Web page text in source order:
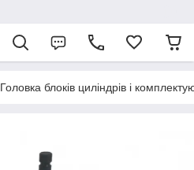
Головка блоків циліндрів і